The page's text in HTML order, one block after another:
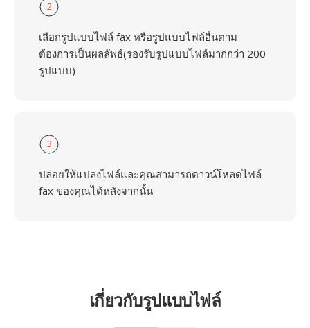
2
เลือกรูปแบบไฟล์ fax หรือรูปแบบไฟล์อื่นตาม
ต้องการเป็นผลลัพธ์(รองรับรูปแบบไฟล์มากกว่า 200
รูปแบบ)
3
ปล่อยให้แปลงไฟล์และคุณสามารถดาวน์โหลดไฟล์
fax ของคุณได้หลังจากนั้น
เกี่ยวกับรูปแบบไฟล์